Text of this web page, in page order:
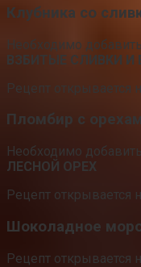
Клубника со
Необходимо
ВЗБИТЫЕ СЛИВКИ
Рецепт открывается
Пломбир с
Необходимо
ЛЕСНОЙ ОРЕХ
Рецепт открывается
Шоколадное
Рецепт открывается